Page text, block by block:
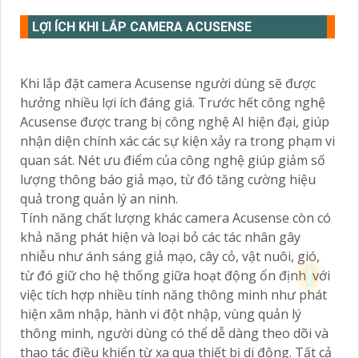
LỢI ÍCH KHI LẮP CAMERA ACUSENSE
Khi lắp đặt camera Acusense người dùng sẽ được
hưởng nhiều lợi ích đáng giá. Trước hết công nghệ
Acusense được trang bị công nghệ AI hiện đại, giúp
nhận diện chính xác các sự kiện xảy ra trong phạm vi
quan sát. Nét ưu điểm của công nghệ giúp giảm số
lượng thông báo giả mạo, từ đó tăng cường hiệu
quả trong quản lý an ninh.
Tính năng chất lượng khác camera Acusense còn có
khả năng phát hiện và loại bỏ các tác nhân gây
nhiễu như ánh sáng giả mạo, cây cỏ, vật nuôi, gió,
từ đó giữ cho hệ thống giữa hoạt động ổn định với
việc tích hợp nhiều tính năng thông minh như phát
hiện xâm nhập, hành vi đột nhập, vùng quản lý
thông minh, người dùng có thể dễ dàng theo dõi và
thao tác điều khiển từ xa qua thiết bị di động. Tất cả